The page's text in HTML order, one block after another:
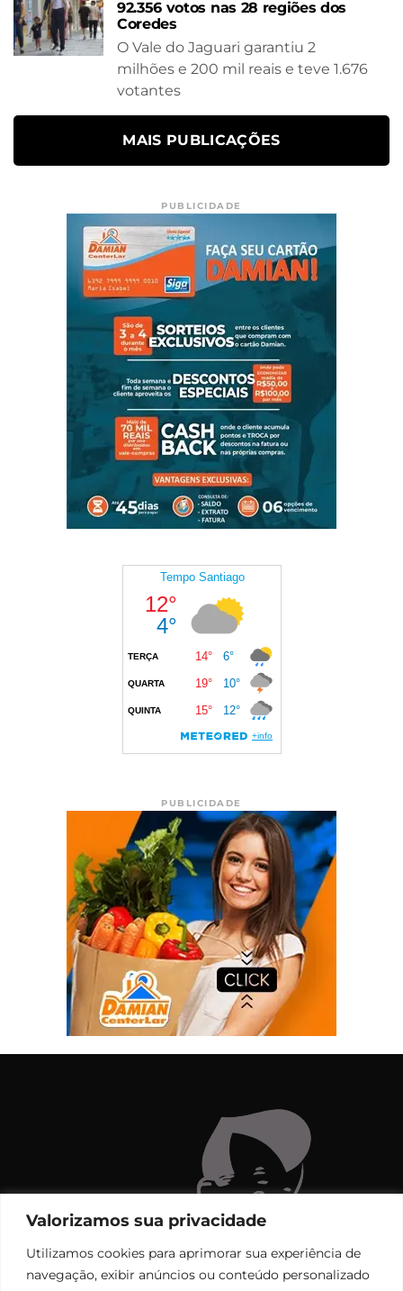
Valorizamos sua privacidade
Utilizamos cookies para aprimorar sua experiência de
navegação, exibir anúncios ou conteúdo personalizado
92.356 votos nas 28 regiões dos
Coredes
O Vale do Jaguari garantiu 2
milhões e 200 mil reais e teve 1.676
votantes
MAIS PUBLICAÇÕES
PUBLICIDADE
PUBLICIDADE